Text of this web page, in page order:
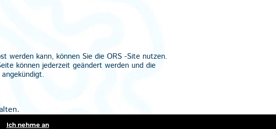
werden kann, können Sie die ORS-Site nutzen.
können jederzeit geändert werden und die
Ich nehme an